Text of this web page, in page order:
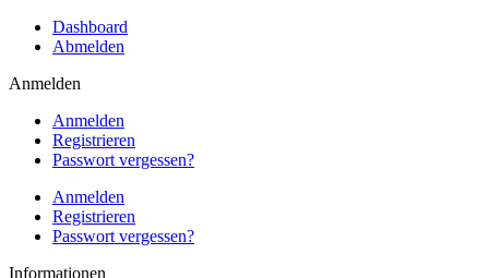
Dashboard
Abmelden
Anmelden
Anmelden
Registrieren
Passwort vergessen?
Anmelden
Registrieren
Passwort vergessen?
Informationen